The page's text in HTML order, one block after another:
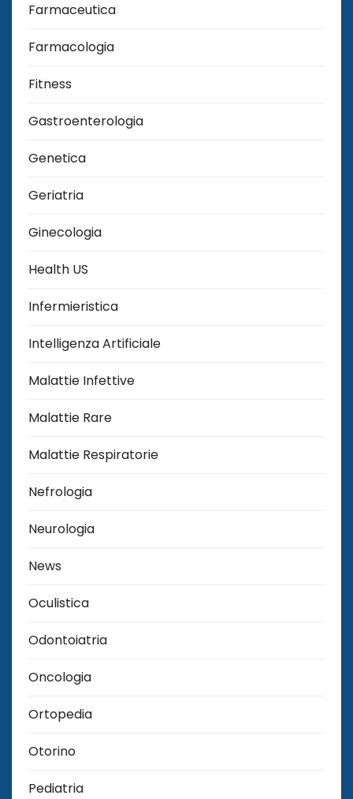
Farmaceutica
Farmacologia
Fitness
Gastroenterologia
Genetica
Geriatria
Ginecologia
Health US
Infermieristica
Intelligenza Artificiale
Malattie Infettive
Malattie Rare
Malattie Respiratorie
Nefrologia
Neurologia
News
Oculistica
Odontoiatria
Oncologia
Ortopedia
Otorino
Pediatria